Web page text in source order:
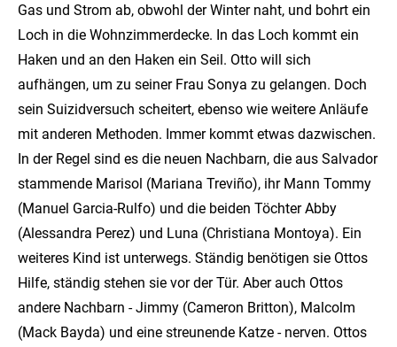
Gas und Strom ab, obwohl der Winter naht, und bohrt ein
Loch in die Wohnzimmerdecke. In das Loch kommt ein
Haken und an den Haken ein Seil. Otto will sich
aufhängen, um zu seiner Frau Sonya zu gelangen. Doch
sein Suizidversuch scheitert, ebenso wie weitere Anläufe
mit anderen Methoden. Immer kommt etwas dazwischen.
In der Regel sind es die neuen Nachbarn, die aus Salvador
stammende Marisol (Mariana Treviño), ihr Mann Tommy
(Manuel Garcia-Rulfo) und die beiden Töchter Abby
(Alessandra Perez) und Luna (Christiana Montoya). Ein
weiteres Kind ist unterwegs. Ständig benötigen sie Ottos
Hilfe, ständig stehen sie vor der Tür. Aber auch Ottos
andere Nachbarn - Jimmy (Cameron Britton), Malcolm
(Mack Bayda) und eine streunende Katze - nerven. Ottos